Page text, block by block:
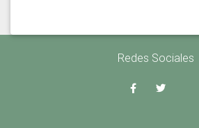
Redes Sociales